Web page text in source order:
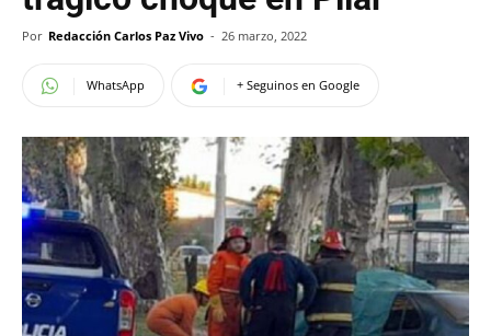
Por Redacción Carlos Paz Vivo - 26 marzo, 2022
WhatsApp + Seguinos en Google